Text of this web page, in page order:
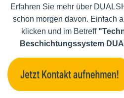
Erfahren Sie mehr über
schon morgen davon. Einfach
klicken und im Betreff
Beschichtungssystem